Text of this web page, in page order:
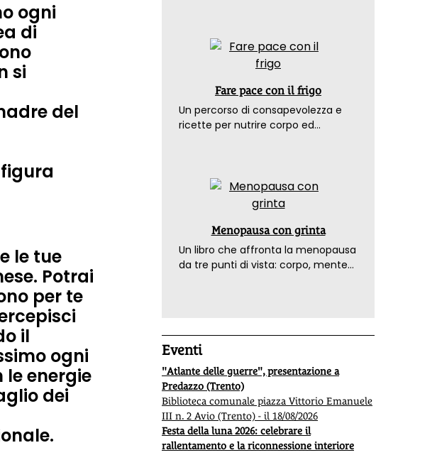
ogni
di
si
del
le tue
Potrai
per te
il
ogni
energie
dei
Fare pace con il frigo
Un percorso di consapevolezza e
ricette per nutrire corpo ed
Menopausa con grinta
Un libro che affronta la menopausa
da tre punti di vista: corpo, mente
Eventi
"Atlante delle guerre", presentazione a
Predazzo (Trento)
Biblioteca comunale piazza Vittorio Emanuele
III n. 2 Avio (Trento) - il 18/08/2026
Festa della luna 2026: celebrare il
rallentamento e la riconnessione interiore